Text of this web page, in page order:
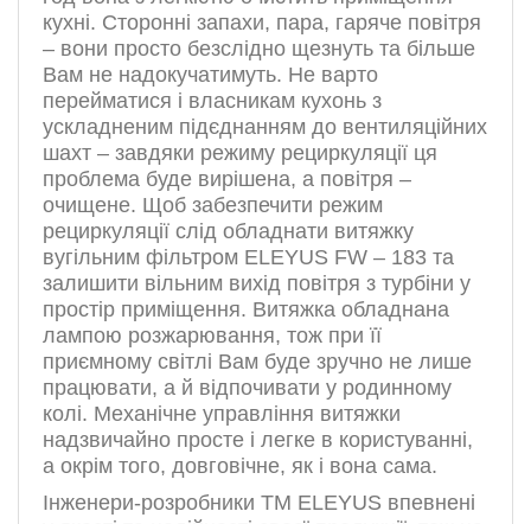
кухні. Сторонні запахи, пара, гаряче повітря
– вони просто безслідно щезнуть та більше
Вам не надокучатимуть. Не варто
перейматися і власникам кухонь з
ускладненим підєднанням до вентиляційних
шахт – завдяки режиму рециркуляції ця
проблема буде вирішена, а повітря –
очищене. Щоб забезпечити режим
рециркуляції слід обладнати витяжку
вугільним фільтром ELEYUS FW – 183 та
залишити вільним вихід повітря з турбіни у
простір приміщення. Витяжка обладнана
лампою розжарювання, тож при її
приємному світлі Вам буде зручно не лише
працювати, а й відпочивати у родинному
колі. Механічне управління витяжки
надзвичайно просте і легке в користуванні,
а окрім того, довговічне, як і вона сама.
Інженери-розробники ТМ ELEYUS впевнені